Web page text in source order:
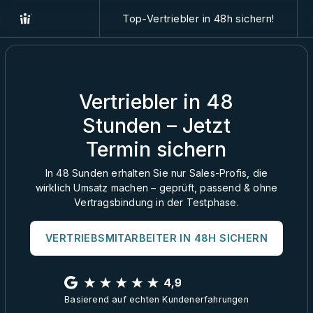
Vertriebler in 48
Stunden – Jetzt
Termin sichern
In 48 Sunden erhalten Sie nur Sales-Profis, die
wirklich Umsatz machen – geprüft, passend & ohne
Vertragsbindung in der Testphase.
VERTRIEBSMITARBEITER IN 48H SICHERN
Basierend auf echten Kundenerfahrungen
Top-Vertriebler in 48h sichern!